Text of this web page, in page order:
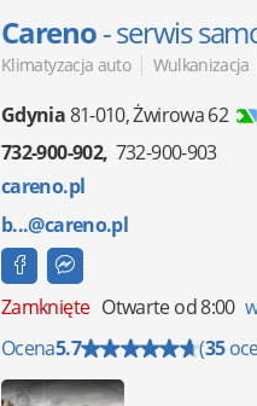
Careno- serwis
Klimatyzacja auto | Wulkanizacja
Gdynia81-010,Żwirowa 62
732-900-902 732-900-903
careno.pl
b...@careno.pl
Zamknięte Otwarte od 8:00
Ocena5.7 (35